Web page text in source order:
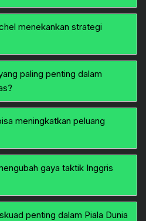
menekankan strategi
paling penting dalam
meningkatkan peluang
gaya taktik Inggris
penting dalam Piala Dunia